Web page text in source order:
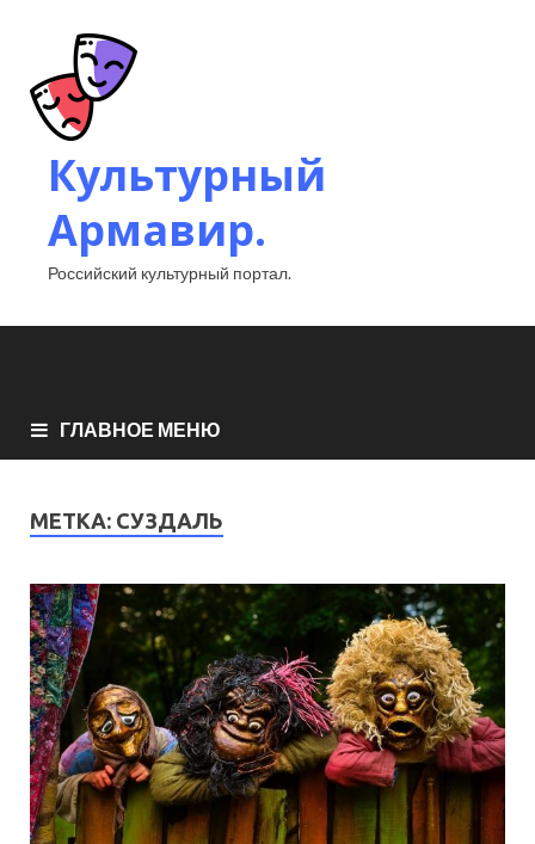
Культурный
Армавир.
Российский культурный портал.
ГЛАВНОЕ МЕНЮ
МЕТКА: СУЗДАЛЬ